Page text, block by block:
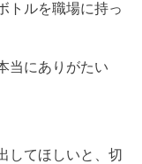
トルを職場に持っ
当にありがたい
してほしいと、切